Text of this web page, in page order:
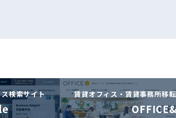
検索サイト 賃貸オフィス・賃貸事務所移